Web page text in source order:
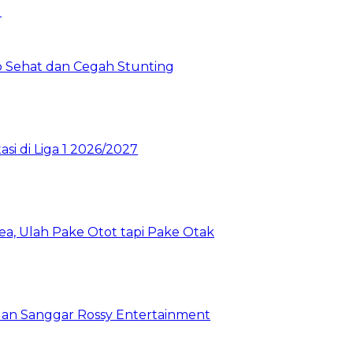
Sehat dan Cegah Stunting
di Liga 1 2026/2027
Ulah Pake Otot tapi Pake Otak
Sanggar Rossy Entertainment